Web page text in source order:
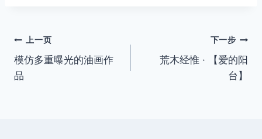
文
章
上一页
模仿多重曝光的油画作
品
下一步
荒木经惟 · 【爱的阳
台】